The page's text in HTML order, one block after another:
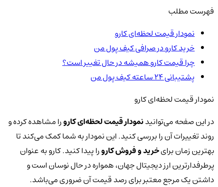
فهرست مطلب
نمودار قیمت لحظه‌ای کارو
خرید کارو در صرافی کیف پول من
چرا قیمت کارو همیشه در حال تغییر است؟
پشتیبانی ۲۴ ساعته کیف پول من
نمودار قیمت لحظه‌ای کارو
در این صفحه می‌توانیدنمودار قیمت لحظه‌ای کارورا مشاهده کرده و
روند تغییرات آن را بررسی کنید. این نمودار به شما کمک می‌کند تا
بهترین زمان برایخرید و فروش کارورا پیدا کنید. کارو به عنوان
پرطرفدارترین ارز دیجیتال جهان، همواره در حال نوسان است و
داشتن یک مرجع معتبر برای رصد قیمت آن ضروری می‌باشد.